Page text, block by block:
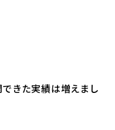
きた実績は増えまし